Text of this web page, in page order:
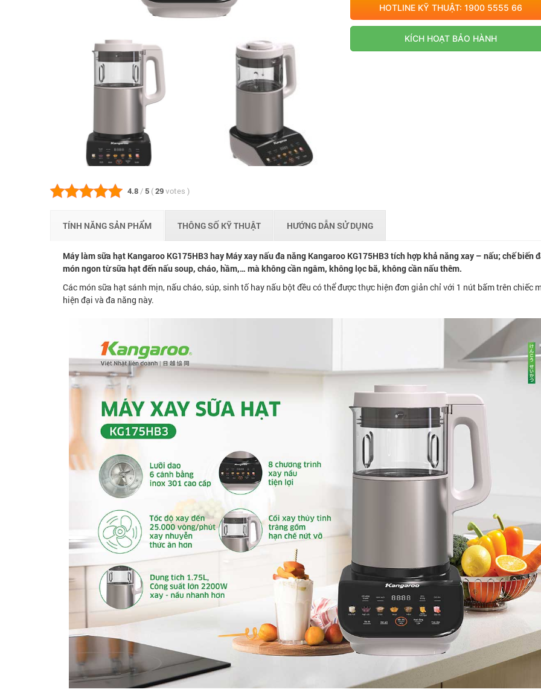
Chân đế cao su chống trượt, nắp chống tràn
HOTLINE KỸ THUẬT: 1900 5555 66
KÍCH HOẠT BẢO HÀNH
4.8 / 5 ( 29 votes )
TÍNH NĂNG SẢN PHẨM THÔNG SỐ KỸ THUẬT HƯỚNG DẪN SỬ DỤNG
Máy làm sữa hạt Kangaroo KG175HB3 hay Máy xay nấu đa năng Kangaroo KG175HB3 tích hợp khả năng xay – nấu; chế biến
món ngon từ sữa hạt đến nấu soup, cháo, hầm,… mà không cần ngâm, không lọc bã, không cần nấu thêm.
Các món sữa hạt sánh mịn, nấu cháo, súp, sinh tố hay nấu bột đều có thể được thực hiện đơn giản chỉ với 1 nút bấm trên chiếc
hiện đại và đa năng này.